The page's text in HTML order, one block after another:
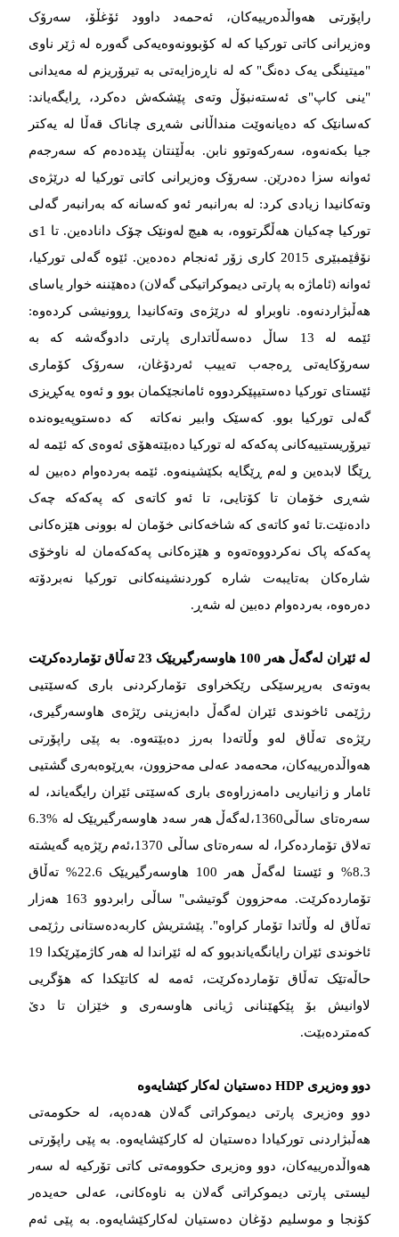
راپۆرتی هەواڵدەرییەکان، ئه‌‌‌حمه‌‌‌د داوود ئۆغڵۆ، سه‌‌‌رۆک
وه‌‌‌زیرانی کاتی تورکیا که‌‌‌ له‌‌‌ کۆبوونه‌‌‌وه‌‌‌یه‌‌‌کی گه‌‌‌وره‌‌‌ له‌‌‌ ژێر ناوی
"میتینگی یه‌‌‌ک ده‌‌‌نگ" که‌‌‌ له‌‌‌ ناڕه‌‌‌زایه‌‌‌تی به‌‌‌ تیرۆریزم له‌‌‌ مه‌‌‌یدانی
"ینی کاپ"ی ئه‌‌‌سته‌‌‌نبۆڵ وته‌‌‌ی پێشکه‌‌‌ش ده‌‌‌کرد، ڕایگه‌‌‌یاند:
که‌‌‌سانێک که‌‌‌ ده‌‌‌یانه‌‌‌وێت منداڵانی شه‌‌‌ڕی چاناک قه‌‌‌ڵا له‌‌‌ یه‌‌‌کتر
جیا بکه‌‌‌نه‌‌‌وه‌‌‌، سه‌‌‌رکه‌‌‌وتوو نابن. به‌‌‌ڵێنتان پێده‌‌‌ده‌‌‌م که‌‌‌ سه‌‌‌رجه‌‌‌م
ئه‌‌‌وانه‌‌‌ سزا ده‌‌‌درێن. سه‌‌‌رۆک وه‌‌‌زیرانی کاتی تورکیا له‌‌‌ درێژه‌‌‌ی
وته‌‌‌کانیدا زیادی کرد: له‌‌‌ به‌‌‌رانبه‌‌‌ر ئه‌‌‌و که‌‌‌سانه‌‌‌ که‌‌‌ به‌‌‌رانبه‌‌‌ر گه‌‌‌لی
تورکیا چه‌‌‌کیان هه‌‌‌ڵگرتووه‌‌‌، به‌‌‌ هیچ له‌‌‌ونێک چۆک دانادەین. تا 1ی
نۆڤێمبێری 2015 کاری زۆر ئه‌‌‌نجام ده‌‌‌ده‌‌‌ین. ئێوه‌‌‌ گه‌‌‌لی تورکیا،
ئه‌‌‌وانه‌‌‌ (ئاماژه‌‌‌ به‌‌‌ پارتی دیموکراتیکی گه‌‌‌لان) ده‌‌‌هێننە‌ خوار یاسای
هه‌‌‌ڵبژاردنه‌‌‌وه‌‌‌. ناوبراو له‌‌‌ درێژه‌‌‌ی وته‌‌‌کانیدا ڕوونیشی کرده‌‌‌وه‌‌‌:
ئێمه‌‌‌ له‌‌‌ 13 ساڵ ده‌‌‌سه‌‌‌ڵاتداری پارتی دادوگه‌‌‌شه‌‌‌ که‌‌‌ به‌‌‌
سه‌‌‌رۆکایه‌‌‌تی ڕه‌‌‌جه‌‌‌ب ته‌‌‌ییب ئه‌‌‌ردۆ‌غان، سه‌‌‌رۆک کۆماری
ئێستای تورکیا ده‌‌‌ستیپێکردووه‌‌‌ ئامانجێکمان بوو و ئه‌‌‌وه‌‌‌ یه‌‌‌کڕیزی
گه‌‌‌لی تورکیا بوو. که‌‌‌سێک وابیر نه‌‌‌کاته که‌‌‌ دەستوپەیوەندە
تیرۆریستییه‌‌‌کانی په‌‌‌که‌‌‌که‌‌‌ له‌‌‌ تورکیا ده‌‌‌بێته‌‌‌هۆی ئه‌‌‌وه‌‌‌ی که‌‌‌ ئێمه‌‌‌ له‌‌‌
ڕێگا لابده‌‌‌ین و له‌‌‌م ڕێگایە بکێشینه‌‌‌وه‌‌‌. ئێمه‌‌‌ بەردەوام دەبین له‌‌‌
شه‌‌‌ڕی خۆمان تا کۆتایی، تا ئه‌‌‌و کاته‌‌‌ی که‌‌‌ په‌‌‌که‌‌‌که‌‌‌ چه‌‌‌ک
دادەنێت.تا ئه‌‌‌و کاته‌‌‌ی که‌‌‌ شاخه‌‌‌کانی خۆمان له‌‌‌ بوونی هێزه‌‌‌کانی
په‌‌‌که‌‌‌که‌‌‌ پاک نه‌‌‌کردووەتەوە‌ و هێزه‌‌‌کانی په‌‌‌که‌‌‌که‌‌‌مان له‌‌‌ ناوخۆی
شاره‌‌‌کان به‌‌‌تایبه‌‌‌ت شاره‌‌‌ کوردنشینه‌‌‌کانی تورکیا نه‌‌‌بردۆته‌‌‌
ده‌‌‌ره‌‌‌وه‌‌‌، بەردەوام دەبین لە شه‌‌‌ڕ.
لە ئێران لەگەڵ هەر 100 هاوسەرگیریێک 23 تەڵاق تۆماردەکرێت
بەوتەی بەرپرسێکی رێکخراوی تۆمارکردنی باری کەسێتیی
رژێمی ئاخوندی ئێران لەگەڵ دابەزینی رێژەی هاوسەرگیری،
رێژەی تەڵاق لەو وڵاتەدا بەرز دەبێتەوە. بە پێی راپۆرتی
هەواڵدەرییەکان، محەمەد عەلی مەحزوون، بەڕێوەبەری گشتیی
ئامار و زانیاریی دامەزراوەی باری کەسێتی ئێران رایگەیاند، لە
سەرەتای ساڵی1360،لەگەڵ هەر سەد هاوسەرگیریێک لە %6.3
تەلاق تۆماردەکرا، لە سەرەتای ساڵی 1370،ئەم رێژەیە گەیشتە
8.3% و ئێستا لەگەڵ هەر 100 هاوسەرگیریێک 22.6% تەڵاق
تۆماردەکرێت. مەحزوون گوتیشی" ساڵی رابردوو 163 هەزار
تەڵاق لە وڵاتدا تۆمار کراوە". پێشتریش کاربەدەستانی رژێمی
ئاخوندی ئێران رایانگەیاندبوو کە لە ئێراندا لە هەر کاژمێرێکدا 19
حاڵەتێک تەڵاق تۆماردەکرێت، ئەمە لە کاتێکدا کە هۆگریی
لاوانیش بۆ پێکهێنانی ژیانی هاوسەری و خێزان تا دێ
کەمتردەبێت.
دوو وەزیری HDP دەستیان لەکار کێشایەوە
دوو وەزیری پارتی دیموکراتی گەلان هەدەپە، لە حکومەتی
هەڵبژاردنی تورکیادا دەستیان لە کارکێشایەوە. بە پێی راپۆرتی
هەواڵدەرییەکان، دوو وەزیری حکوومەتی کاتی تۆرکیە لە سەر
لیستی پارتی دیموکراتی گەلان بە ناوەکانی، عەلی حەیدەر
کۆنجا و موسلیم دۆغان دەستیان لەکارکێشایەوە. بە پێی ئەم